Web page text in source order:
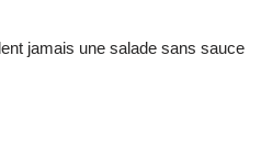
jamais une salade sans sauce